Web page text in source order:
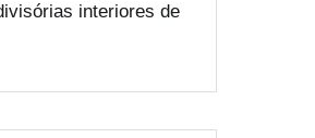
interiores de